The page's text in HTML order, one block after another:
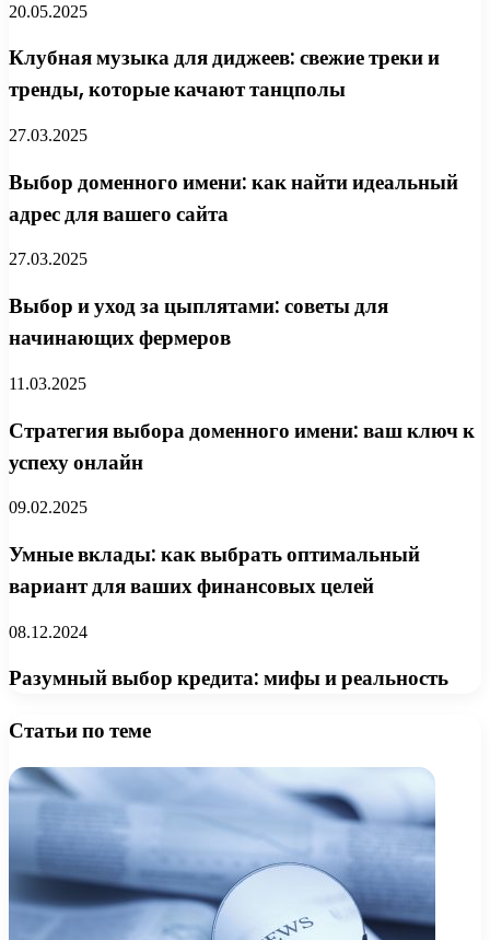
20.05.2025
Клубная музыка для диджеев: свежие треки и
тренды, которые качают танцполы
27.03.2025
Выбор доменного имени: как найти идеальный
адрес для вашего сайта
27.03.2025
Выбор и уход за цыплятами: советы для
начинающих фермеров
11.03.2025
Стратегия выбора доменного имени: ваш ключ к
успеху онлайн
09.02.2025
Умные вклады: как выбрать оптимальный
вариант для ваших финансовых целей
08.12.2024
Разумный выбор кредита: мифы и реальность
Статьи по теме